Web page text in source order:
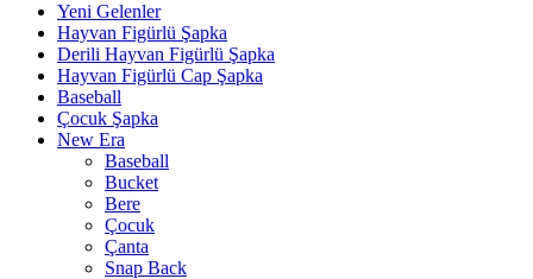
Yeni Gelenler
Hayvan Figürlü Şapka
Derili Hayvan Figürlü Şapka
Hayvan Figürlü Cap Şapka
Baseball
Çocuk Şapka
New Era
Baseball
Bucket
Bere
Çocuk
Çanta
Snap Back